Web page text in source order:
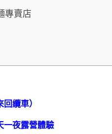
專賣店
纜車）
一夜露營體驗